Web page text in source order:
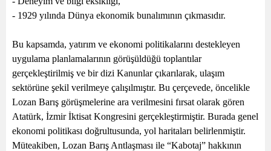
- 1929 yılında Dünya ekonomik bunalımının çıkmasıdır.
Bu kapsamda, yatırım ve ekonomi politikalarını destekleyen
uygulama planlamalarının görüşüldüğü toplantılar
gerçekleştirilmiş ve bir dizi Kanunlar çıkarılarak, ulaşım
sektörüne şekil verilmeye çalışılmıştır. Bu çerçevede, öncelikle
Lozan Barış görüşmelerine ara verilmesini fırsat olarak gören
Atatürk, İzmir İktisat Kongresini gerçekleştirmiştir. Burada genel
ekonomi politikası doğrultusunda, yol haritaları belirlenmiştir.
Müteakiben, Lozan Barış Antlaşması ile “Kabotaj” hakkının